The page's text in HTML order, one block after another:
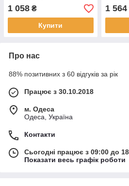
1 058 ₴
Купити
1 564
Про нас
88% позитивних з 60 відгуків за рік
Працює з 30.10.2018
м. Одеса
Одеса, Україна
Контакти
Сьогодні працює з 09:00 до
Показати весь графік роботи